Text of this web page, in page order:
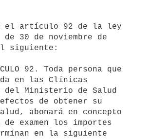
el artículo 92 de la ley
de 30 de noviembre de
siguiente:
en las Clínicas
del Ministerio de Salud
de obtener su
abonará en concepto
de examen los importes
en la siguiente